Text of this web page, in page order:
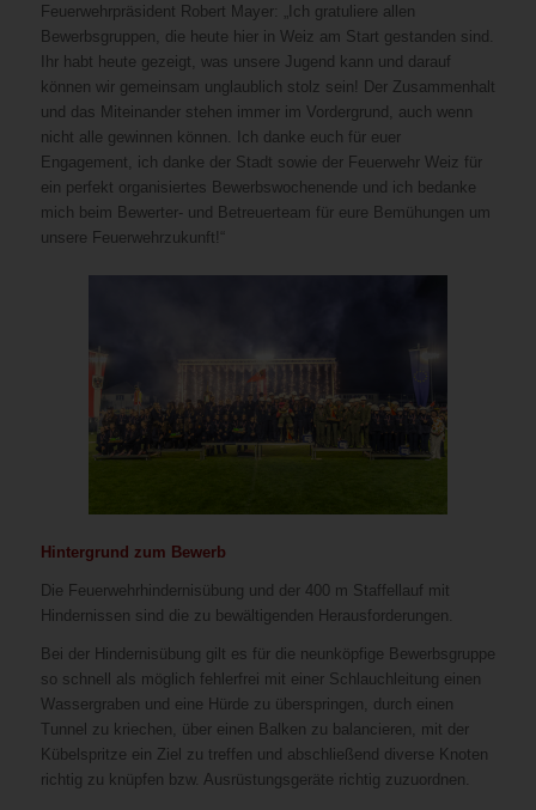
Feuerwehrpräsident Robert Mayer: „Ich gratuliere allen
Bewerbsgruppen, die heute hier in Weiz am Start gestanden sind.
Ihr habt heute gezeigt, was unsere Jugend kann und darauf
können wir gemeinsam unglaublich stolz sein! Der Zusammenhalt
und das Miteinander stehen immer im Vordergrund, auch wenn
nicht alle gewinnen können. Ich danke euch für euer
Engagement, ich danke der Stadt sowie der Feuerwehr Weiz für
ein perfekt organisiertes Bewerbswochenende und ich bedanke
mich beim Bewerter- und Betreuerteam für eure Bemühungen um
unsere Feuerwehrzukunft!“
Hintergrund zum Bewerb
Die Feuerwehrhindernisübung und der 400 m Staffellauf mit
Hindernissen sind die zu bewältigenden Herausforderungen.
Bei der Hindernisübung gilt es für die neunköpfige Bewerbsgruppe
so schnell als möglich fehlerfrei mit einer Schlauchleitung einen
Wassergraben und eine Hürde zu überspringen, durch einen
Tunnel zu kriechen, über einen Balken zu balancieren, mit der
Kübelspritze ein Ziel zu treffen und abschließend diverse Knoten
richtig zu knüpfen bzw. Ausrüstungsgeräte richtig zuzuordnen.